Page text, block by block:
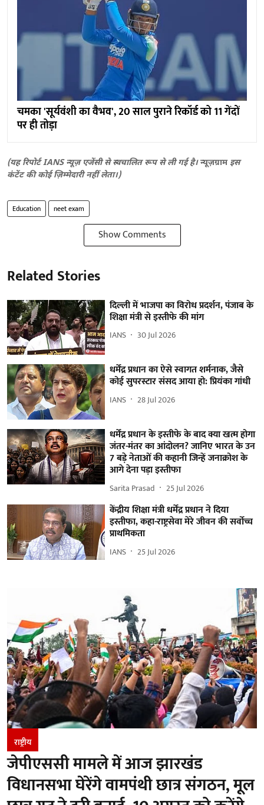
चमका 'सूर्यवंशी का वैभव', 20 साल पुराने रिकॉर्ड को 11 गेंदों
पर ही तोड़ा
(यह रिपोर्ट IANS न्यूज़ एजेंसी से स्वचालित रूप से ली गई है।न्यूज़ग्राम इस
कंटेंट की कोई ज़िम्मेदारी नहीं लेता।)
Education neet exam
Show Comments
Related Stories
दिल्ली में भाजपा का विरोध प्रदर्शन, पंजाब के
शिक्षा मंत्री से इस्तीफे की मांग
IANS 30 Jul 2026
धर्मेंद्र प्रधान का ऐसे स्वागत शर्मनाक, जैसे
कोई सुपरस्टार संसद आया हो: प्रियंका गांधी
IANS 28 Jul 2026
धर्मेंद्र प्रधान के इस्तीफे के बाद क्या खत्म होगा
जंतर-मंतर का आंदोलन? जानिए भारत के उन
7 बड़े नेताओं की कहानी जिन्हें जनाक्रोश के
आगे देना पड़ा इस्तीफा
Sarita Prasad 25 Jul 2026
केंद्रीय शिक्षा मंत्री धर्मेंद्र प्रधान ने दिया
इस्तीफा, कहा-राष्ट्रसेवा मेरे जीवन की सर्वोच्च
प्राथमिकता
IANS 25 Jul 2026
राष्ट्रीय
जेपीएससी मामले में आज झारखंड
विधानसभा घेरेंगे वामपंथी छात्र संगठन, मूल